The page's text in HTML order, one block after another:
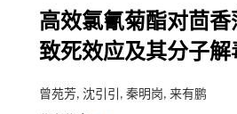
高效氯氰菊酯对茴
致死效应及其分子解
曾苑芳, 沈引引, 秦明岗, 来有鹏